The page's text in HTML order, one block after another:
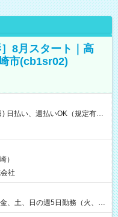
8月スタート｜高
市(cb1sr02)
）
社
、土、日の週5日勤務（火、水
、長期休暇有り！） ・ワンシ